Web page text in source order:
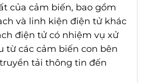
của cảm biến, bao gồm
và linh kiện điện tử khác
điện tử có nhiệm vụ xử
từ các cảm biến con bên
tải thông tin đến